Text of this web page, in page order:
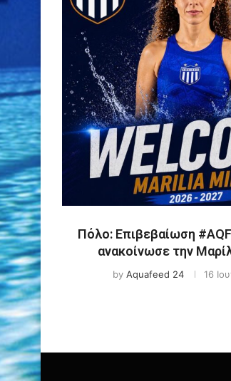
Πόλο: Επιβεβαίωση
ανακοίνωσε την
by Aquafeed 24 16